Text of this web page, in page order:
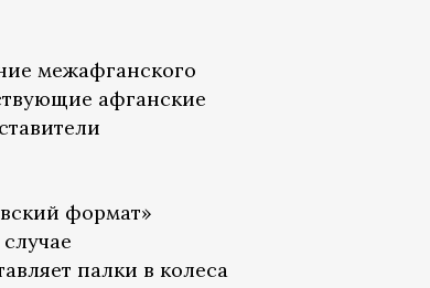
межафганского
афганские
формат»
палки в колеса